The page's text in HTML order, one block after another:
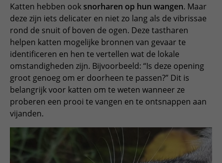
Katten hebben ook snorharen op hun wangen. Maar
deze zijn iets delicater en niet zo lang als de vibrissae
rond de snuit of boven de ogen. Deze tastharen
helpen katten mogelijke bronnen van gevaar te
identificeren en hen te vertellen wat de lokale
omstandigheden zijn. Bijvoorbeeld: “Is deze opening
groot genoeg om er doorheen te passen?” Dit is
belangrijk voor katten om te weten wanneer ze
proberen een prooi te vangen en te ontsnappen aan
vijanden.